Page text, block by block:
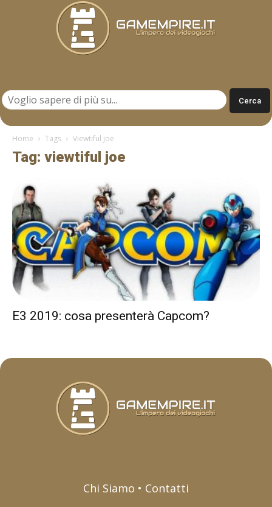
Home Tags Viewtiful joe
Tag: viewtiful joe
E3 2019: cosa presenterà Capcom?
Chi Siamo • Contatti